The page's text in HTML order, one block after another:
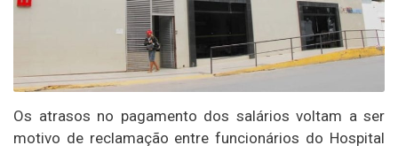
Os atrasos no pagamento dos salários voltam a ser
motivo de reclamação entre funcionários do Hospital